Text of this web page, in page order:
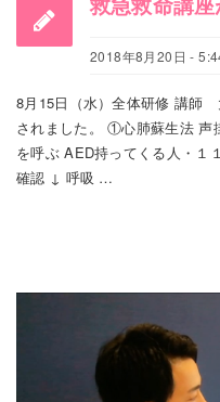
2018年8月20日 -
8月15日（水）全体研修 講師
されました。 ①心肺蘇生法
を呼ぶ AED持ってくる人・１
確認 ↓ 呼吸 …